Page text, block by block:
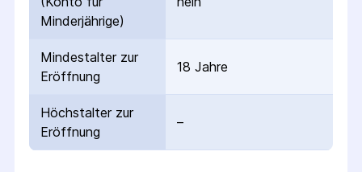
Minderjährige)
Mindestalter zur
Eröffnung
18 Jahre
Höchstalter zur
Eröffnung
–